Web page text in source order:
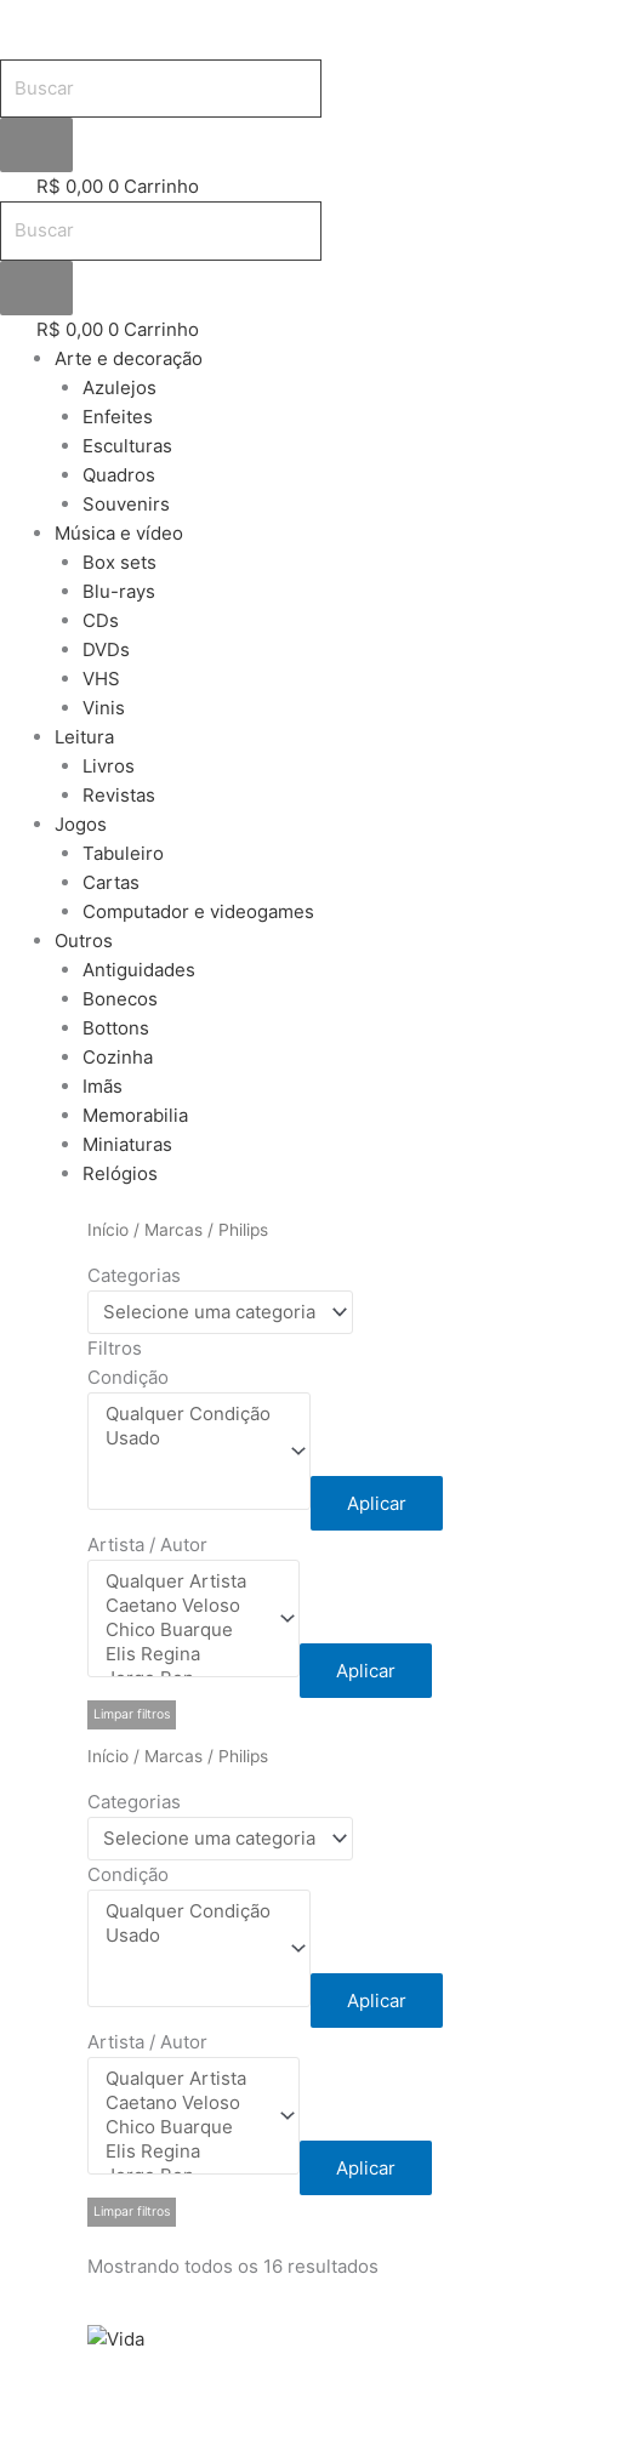
R$ 0,00 0 Carrinho
R$ 0,00 0 Carrinho
Arte e decoração
Azulejos
Enfeites
Esculturas
Quadros
Souvenirs
Música e vídeo
Box sets
Blu-rays
CDs
DVDs
VHS
Vinis
Leitura
Livros
Revistas
Jogos
Tabuleiro
Cartas
Computador e videogames
Outros
Antiguidades
Bonecos
Bottons
Cozinha
Imãs
Memorabilia
Miniaturas
Relógios
Início / Marcas / Philips
Categorias
Filtros
Condição
Aplicar
Artista / Autor
Aplicar
Limpar filtros
Início / Marcas / Philips
Categorias
Condição
Aplicar
Artista / Autor
Aplicar
Limpar filtros
Mostrando todos os 16 resultados